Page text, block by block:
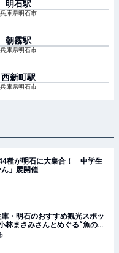
明石駅
兵庫県明石市
朝霧駅
兵庫県明石市
西新町駅
兵庫県明石市
種が明石に大集合！ 中学生
」展開催
庫・明石のおすすめ観光スポッ
林まさみさんとめぐる“魚の棚
能できる日本一の角打ち - 天然